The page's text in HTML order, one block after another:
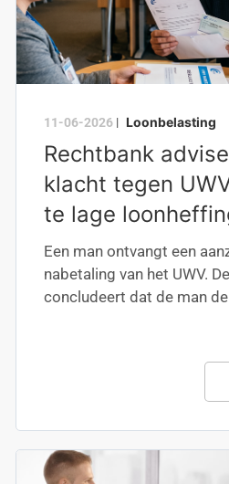
11-06-2026 | Loonbelasting
Rechtbank
klacht tegen
te lage
Een man ontvangt een
nabetaling van het UWV.
concludeert dat de man